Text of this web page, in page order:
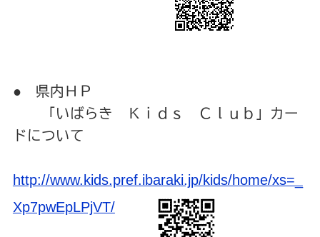
● 県内ＨＰ
「いばらき Ｋｉｄｓ Ｃｌｕｂ」カー
ドについて
http://www.kids.pref.ibaraki.jp/kids/home/xs=_
Xp7pwEpLPjVT/